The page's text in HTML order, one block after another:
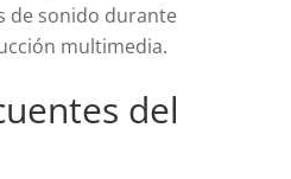
de sonido durante
multimedia.
del